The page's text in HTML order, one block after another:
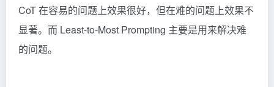
CoT 在容易的问题上效果很好，但在难的问题上效果不
显著。而 Least-to-Most Prompting 主要是用来解决难
的问题。